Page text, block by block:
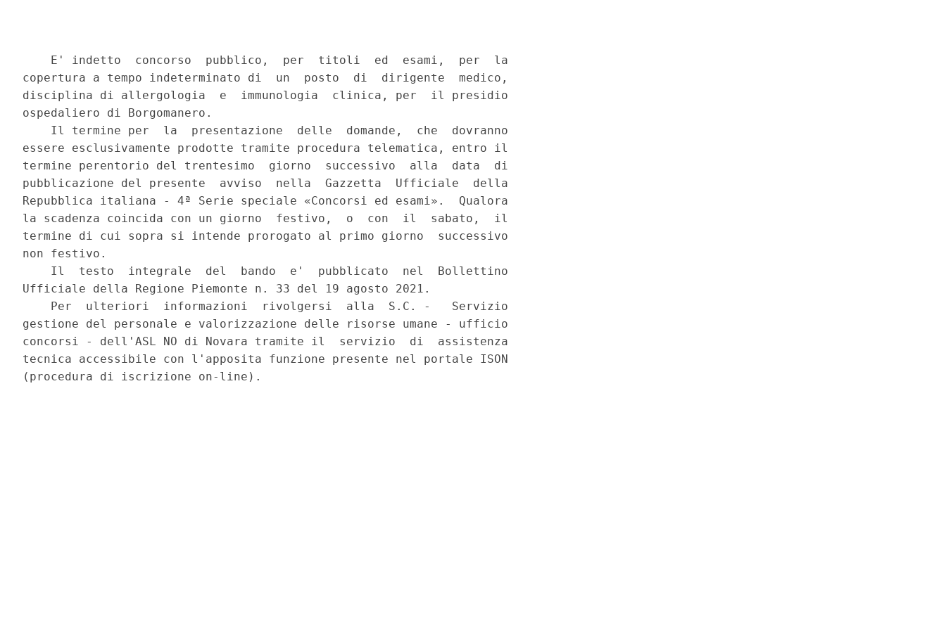
    E' indetto  concorso  pubblico,  per  titoli  ed  esami,  per  la
copertura a tempo indeterminato di  un  posto  di  dirigente  medico,
disciplina di allergologia  e  immunologia  clinica, per  il presidio
ospedaliero di Borgomanero.
    Il termine per  la  presentazione  delle  domande,  che  dovranno
essere esclusivamente prodotte tramite procedura telematica, entro il
termine perentorio del trentesimo  giorno  successivo  alla  data  di
pubblicazione del presente  avviso  nella  Gazzetta  Ufficiale  della
Repubblica italiana - 4ª Serie speciale «Concorsi ed esami».  Qualora
la scadenza coincida con un giorno  festivo,  o  con  il  sabato,  il
termine di cui sopra si intende prorogato al primo giorno  successivo
non festivo.
    Il  testo  integrale  del  bando  e'  pubblicato  nel  Bollettino
Ufficiale della Regione Piemonte n. 33 del 19 agosto 2021.
    Per  ulteriori  informazioni  rivolgersi  alla  S.C. -   Servizio
gestione del personale e valorizzazione delle risorse umane - ufficio
concorsi - dell'ASL NO di Novara tramite il  servizio  di  assistenza
tecnica accessibile con l'apposita funzione presente nel portale ISON
(procedura di iscrizione on-line).